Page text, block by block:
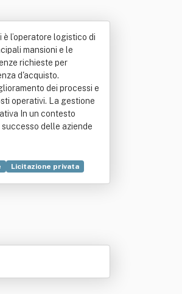
l’operatore logistico di
mansioni e le
richieste per
d'acquisto.
dei processi e
operativi. La gestione
In un contesto
delle aziende
Licitazione privata